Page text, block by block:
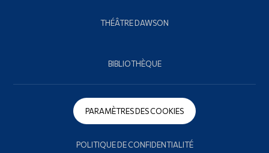
THÉÂTRE DAWSON
BIBLIOTHÈQUE
PARAMÈTRES DES COOKIES
POLITIQUE DE CONFIDENTIALITÉ